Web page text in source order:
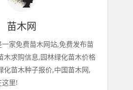
苗木网
家免费苗木网站,免费发布苗
木求购信息,园林绿化苗木价格
化苗木种子报价,中国苗木网,
里!